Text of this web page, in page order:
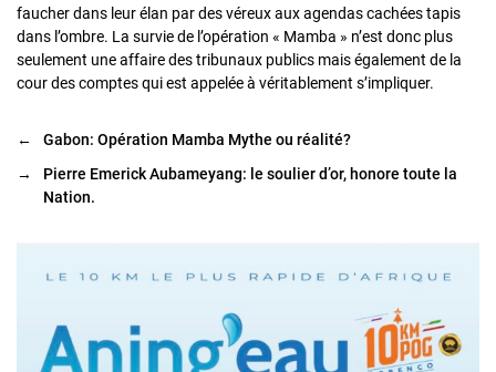
faucher dans leur élan par des véreux aux agendas cachées tapis
dans l’ombre. La survie de l’opération « Mamba » n’est donc plus
seulement une affaire des tribunaux publics mais également de la
cour des comptes qui est appelée à véritablement s’impliquer.
←
Gabon: Opération Mamba Mythe ou réalité?
→
Pierre Emerick Aubameyang: le soulier d’or, honore toute la
Nation.